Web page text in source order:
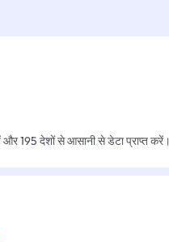
195 देशों से आसानी से डेटा प्राप्त करें।